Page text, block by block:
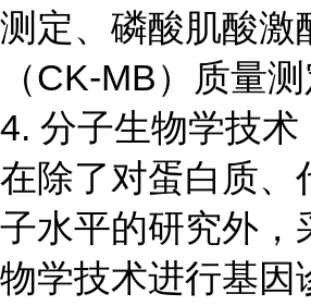
测定、磷酸肌酸激
（CK-MB）质量测
4. 分子生物学技术
在除了对蛋白质、
子水平的研究外，
物学技术进行基因